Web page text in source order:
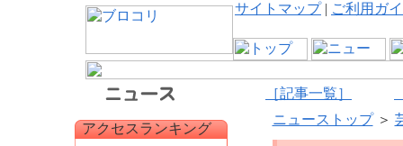
サイトマップ| ご利用ガ
［記事一覧］
アクセスランキング
ニューストップ＞